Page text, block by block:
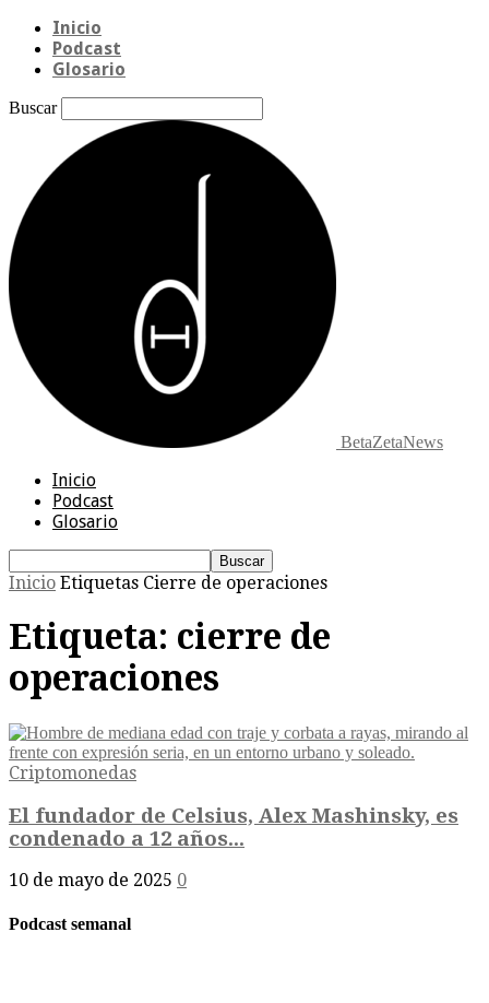
Inicio
Podcast
Glosario
Buscar
BetaZetaNews
Inicio
Podcast
Glosario
Inicio Etiquetas Cierre de operaciones
Etiqueta: cierre de
operaciones
Criptomonedas
El fundador de Celsius, Alex Mashinsky, es
condenado a 12 años...
10 de mayo de 2025 0
Podcast semanal